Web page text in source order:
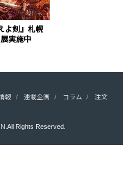
よ剣』札幌
実施中
報 連載企画 コラム 注文
.All Rights Reserved.